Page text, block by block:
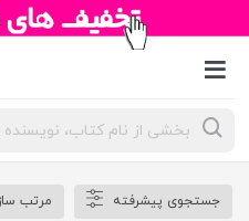
جستجوی
محصولات
جستجوی پیشرفته
مرتب